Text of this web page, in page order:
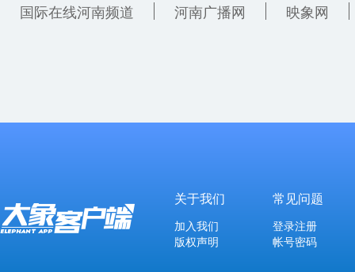
国际在线河南频道
河南广播网 映象网
关于我们
加入我们
版权声明
常见问题
登录注册
帐号密码